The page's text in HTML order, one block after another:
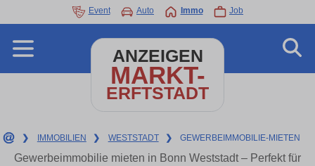
Event Auto Immo Job
ANZEIGEN
MARKT-
ERFTSTADT
❯ IMMOBILIEN ❯ WESTSTADT ❯ GEWERBEIMMOBILIE-MIETEN
Gewerbeimmobilie mieten in Bonn Weststadt – Perfekt für